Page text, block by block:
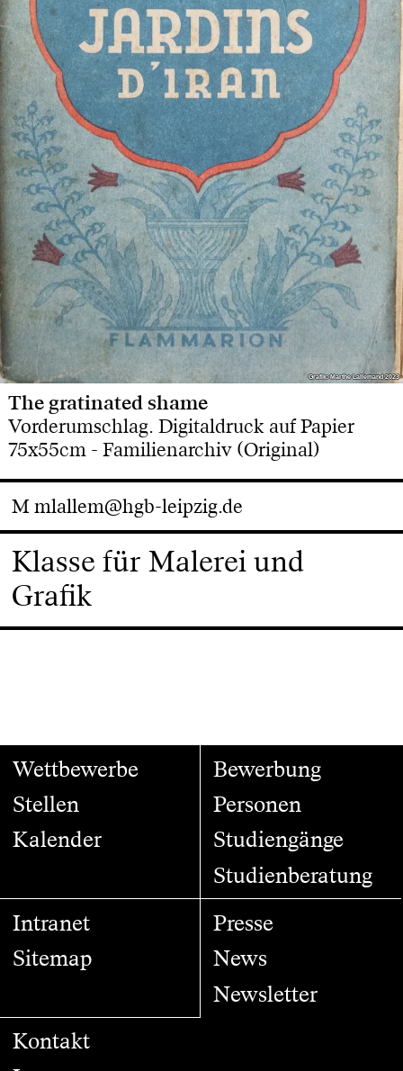
Grafik: Marthe Lallemand 2023
Grafik: Marthe Lallemand 2023
The gratinated shame
Vorderumschlag. Digitaldruck auf Papier
75x55cm - Familienarchiv (Original)
Mmlallem@hgb-leipzig.de
Klasse für Malerei und
Grafik
Wettbewerbe
Stellen
Kalender
Bewerbung
Personen
Studiengänge
Studienberatung
Intranet
Sitemap
Presse
News
Newsletter
Kontakt